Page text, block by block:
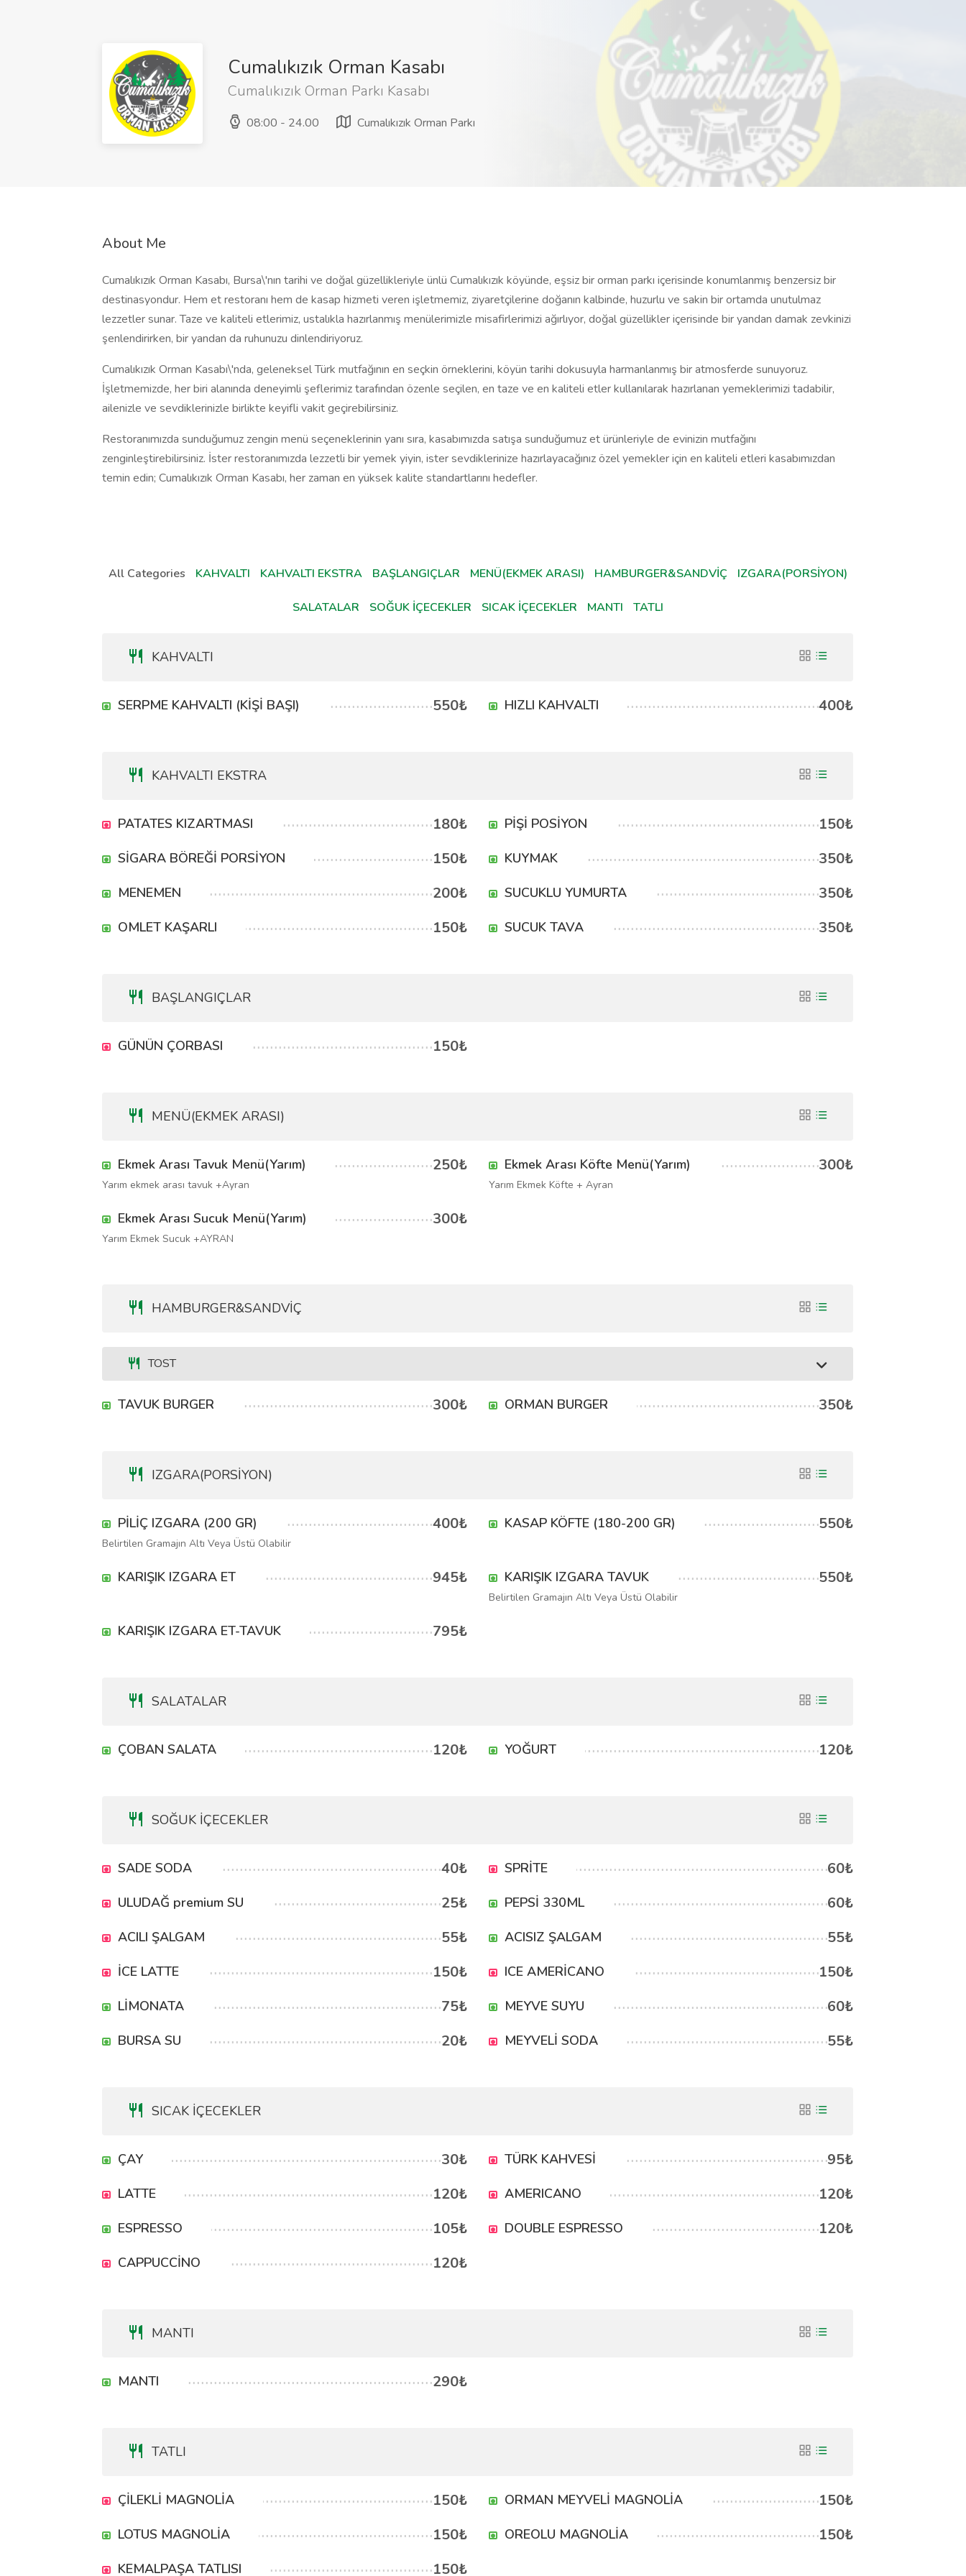
Cumalıkızık Orman Kasabı
Cumalıkızık Orman Parkı Kasabı
08:00 - 24.00 Cumalıkızık Orman Parkı
About Me
Cumalıkızık Orman Kasabı, Bursa\'nın tarihi ve doğal güzellikleriyle ünlü Cumalıkızık köyünde, eşsiz bir orman parkı içerisinde konumlanmış benzersiz bir
destinasyondur. Hem et restoranı hem de kasap hizmeti veren işletmemiz, ziyaretçilerine doğanın kalbinde, huzurlu ve sakin bir ortamda unutulmaz
lezzetler sunar. Taze ve kaliteli etlerimiz, ustalıkla hazırlanmış menülerimizle misafirlerimizi ağırlıyor, doğal güzellikler içerisinde bir yandan damak zevkinizi
şenlendirirken, bir yandan da ruhunuzu dinlendiriyoruz.
Cumalıkızık Orman Kasabı\'nda, geleneksel Türk mutfağının en seçkin örneklerini, köyün tarihi dokusuyla harmanlanmış bir atmosferde sunuyoruz.
İşletmemizde, her biri alanında deneyimli şeflerimiz tarafından özenle seçilen, en taze ve en kaliteli etler kullanılarak hazırlanan yemeklerimizi tadabilir,
ailenizle ve sevdiklerinizle birlikte keyifli vakit geçirebilirsiniz.
Restoranımızda sunduğumuz zengin menü seçeneklerinin yanı sıra, kasabımızda satışa sunduğumuz et ürünleriyle de evinizin mutfağını
zenginleştirebilirsiniz. İster restoranımızda lezzetli bir yemek yiyin, ister sevdiklerinize hazırlayacağınız özel yemekler için en kaliteli etleri kasabımızdan
temin edin; Cumalıkızık Orman Kasabı, her zaman en yüksek kalite standartlarını hedefler.
All Categories KAHVALTI KAHVALTI EKSTRA BAŞLANGIÇLAR MENÜ(EKMEK ARASI) HAMBURGER&SANDVİÇ IZGARA(PORSİYON)
SALATALAR SOĞUK İÇECEKLER SICAK İÇECEKLER MANTI TATLI
KAHVALTI
SERPME KAHVALTI (KİŞİ BAŞI) 550₺ HIZLI KAHVALTI 400₺
KAHVALTI EKSTRA
PATATES KIZARTMASI 180₺ PİŞİ POSİYON 150₺
SİGARA BÖREĞİ PORSİYON 150₺ KUYMAK 350₺
MENEMEN 200₺ SUCUKLU YUMURTA 350₺
OMLET KAŞARLI 150₺ SUCUK TAVA 350₺
BAŞLANGIÇLAR
GÜNÜN ÇORBASI 150₺
MENÜ(EKMEK ARASI)
Ekmek Arası Tavuk Menü(Yarım) 250₺
Yarım ekmek arası tavuk +Ayran
Ekmek Arası Köfte Menü(Yarım) 300₺
Yarım Ekmek Köfte + Ayran
Ekmek Arası Sucuk Menü(Yarım) 300₺
Yarım Ekmek Sucuk +AYRAN
HAMBURGER&SANDVİÇ
TOST
TAVUK BURGER 300₺ ORMAN BURGER 350₺
IZGARA(PORSİYON)
PİLİÇ IZGARA (200 GR) 400₺
Belirtilen Gramajın Altı Veya Üstü Olabilir
KASAP KÖFTE (180-200 GR) 550₺
KARIŞIK IZGARA ET 945₺ KARIŞIK IZGARA TAVUK 550₺
Belirtilen Gramajın Altı Veya Üstü Olabilir
KARIŞIK IZGARA ET-TAVUK 795₺
SALATALAR
ÇOBAN SALATA 120₺ YOĞURT 120₺
SOĞUK İÇECEKLER
SADE SODA 40₺ SPRİTE 60₺
ULUDAĞ premium SU 25₺ PEPSİ 330ML 60₺
ACILI ŞALGAM 55₺ ACISIZ ŞALGAM 55₺
İCE LATTE 150₺ ICE AMERİCANO 150₺
LİMONATA 75₺ MEYVE SUYU 60₺
BURSA SU 20₺ MEYVELİ SODA 55₺
SICAK İÇECEKLER
ÇAY 30₺ TÜRK KAHVESİ 95₺
LATTE 120₺ AMERICANO 120₺
ESPRESSO 105₺ DOUBLE ESPRESSO 120₺
CAPPUCCİNO 120₺
MANTI
MANTI 290₺
TATLI
ÇİLEKLİ MAGNOLİA 150₺ ORMAN MEYVELİ MAGNOLİA 150₺
LOTUS MAGNOLİA 150₺ OREOLU MAGNOLİA 150₺
KEMALPAŞA TATLISI 150₺